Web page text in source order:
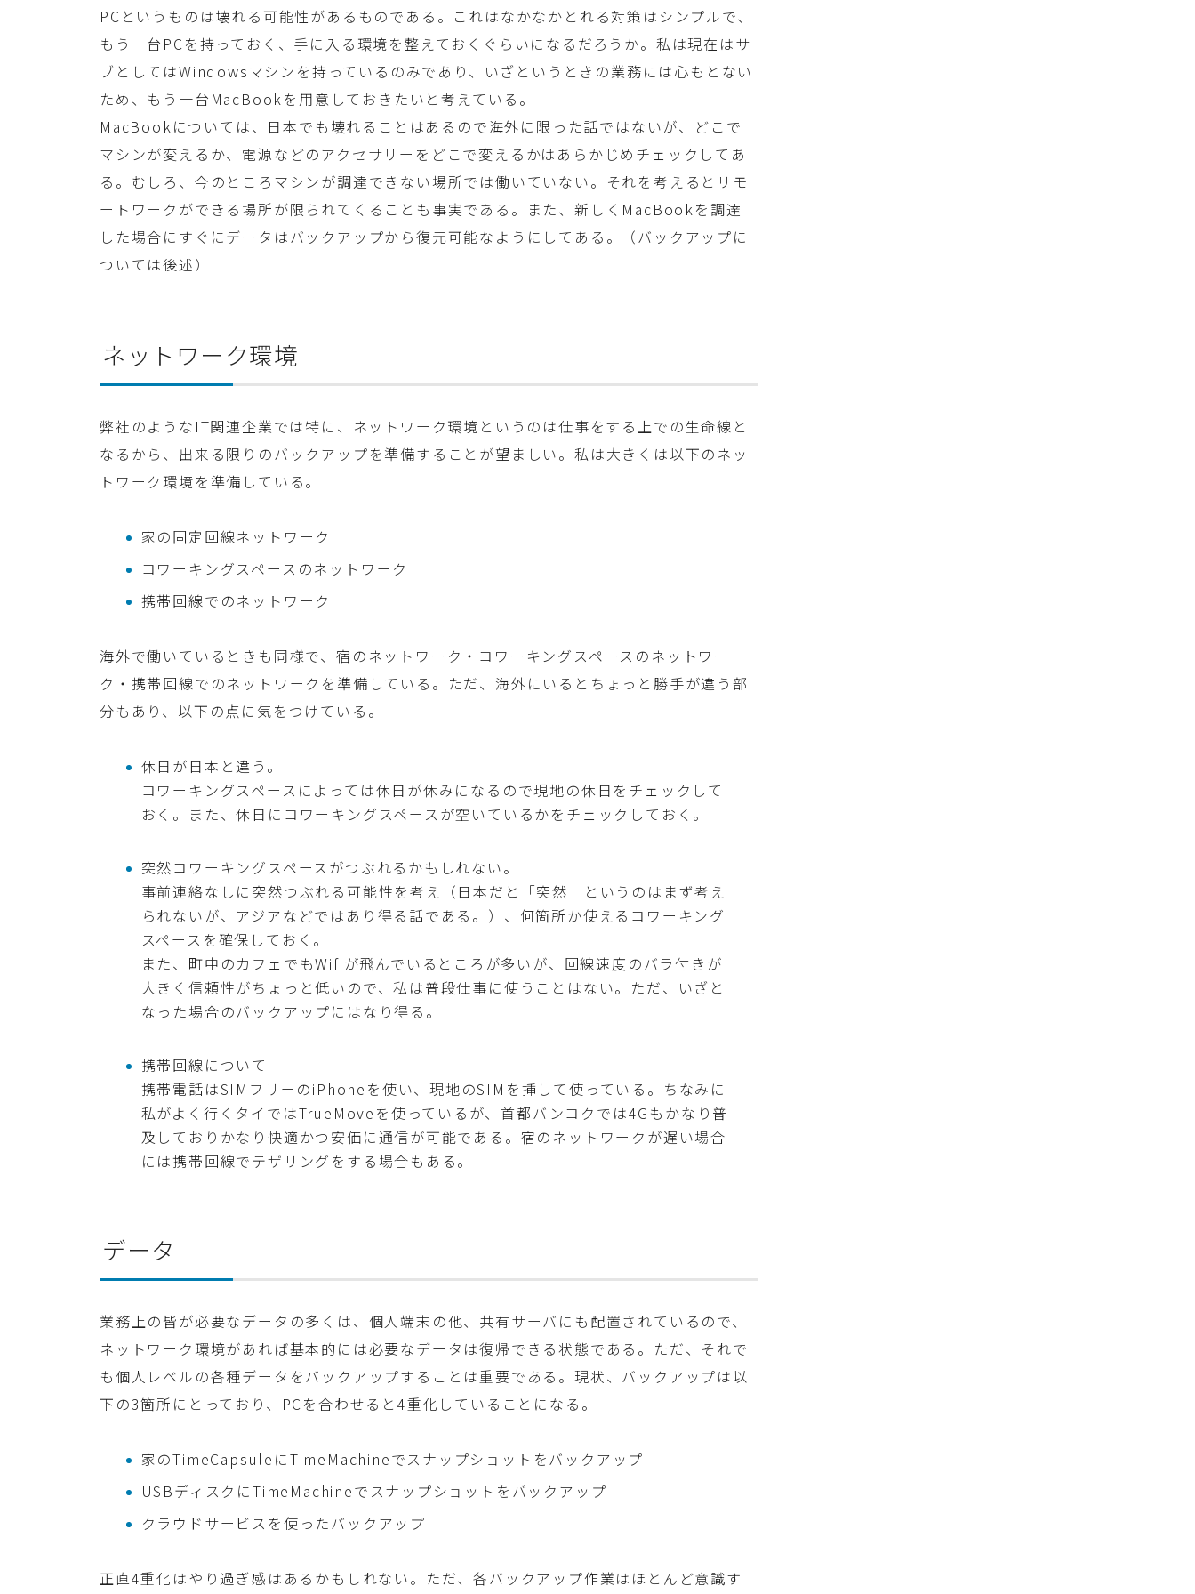
PCというものは壊れる可能性があるものである。これはなかなかとれる対策はシンプルで、
もう一台PCを持っておく、手に入る環境を整えておくぐらいになるだろうか。私は現在はサ
ブとしてはWindowsマシンを持っているのみであり、いざというときの業務には心もとない
ため、もう一台MacBookを用意しておきたいと考えている。
MacBookについては、日本でも壊れることはあるので海外に限った話ではないが、どこで
マシンが変えるか、電源などのアクセサリーをどこで変えるかはあらかじめチェックしてあ
る。むしろ、今のところマシンが調達できない場所では働いていない。それを考えるとリモ
ートワークができる場所が限られてくることも事実である。また、新しくMacBookを調達
した場合にすぐにデータはバックアップから復元可能なようにしてある。（バックアップに
ついては後述）
ネットワーク環境
弊社のようなIT関連企業では特に、ネットワーク環境というのは仕事をする上での生命線と
なるから、出来る限りのバックアップを準備することが望ましい。私は大きくは以下のネッ
トワーク環境を準備している。
家の固定回線ネットワーク
コワーキングスペースのネットワーク
携帯回線でのネットワーク
海外で働いているときも同様で、宿のネットワーク・コワーキングスペースのネットワー
ク・携帯回線でのネットワークを準備している。ただ、海外にいるとちょっと勝手が違う部
分もあり、以下の点に気をつけている。
休日が日本と違う。
コワーキングスペースによっては休日が休みになるので現地の休日をチェックして
おく。また、休日にコワーキングスペースが空いているかをチェックしておく。
突然コワーキングスペースがつぶれるかもしれない。
事前連絡なしに突然つぶれる可能性を考え（日本だと「突然」というのはまず考え
られないが、アジアなどではあり得る話である。）、何箇所か使えるコワーキング
スペースを確保しておく。
また、町中のカフェでもWifiが飛んでいるところが多いが、回線速度のバラ付きが
大きく信頼性がちょっと低いので、私は普段仕事に使うことはない。ただ、いざと
なった場合のバックアップにはなり得る。
携帯回線について
携帯電話はSIMフリーのiPhoneを使い、現地のSIMを挿して使っている。ちなみに
私がよく行くタイではTrueMoveを使っているが、首都バンコクでは4Gもかなり普
及しておりかなり快適かつ安価に通信が可能である。宿のネットワークが遅い場合
には携帯回線でテザリングをする場合もある。
データ
業務上の皆が必要なデータの多くは、個人端末の他、共有サーバにも配置されているので、
ネットワーク環境があれば基本的には必要なデータは復帰できる状態である。ただ、それで
も個人レベルの各種データをバックアップすることは重要である。現状、バックアップは以
下の3箇所にとっており、PCを合わせると4重化していることになる。
家のTimeCapsuleにTimeMachineでスナップショットをバックアップ
USBディスクにTimeMachineでスナップショットをバックアップ
クラウドサービスを使ったバックアップ
正直4重化はやり過ぎ感はあるかもしれない。ただ、各バックアップ作業はほとんど意識す